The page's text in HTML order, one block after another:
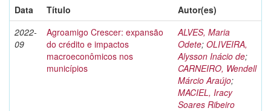
Data
Título
Autor(es)
2022-
09
Agroamigo Crescer: expansão
do crédito e impactos
macroeconômicos nos
municípios
ALVES, Maria
Odete; OLIVEIRA,
Alysson Inácio de;
CARNEIRO, Wendell
Márcio Araújo;
MACIEL, Iracy
Soares Ribeiro